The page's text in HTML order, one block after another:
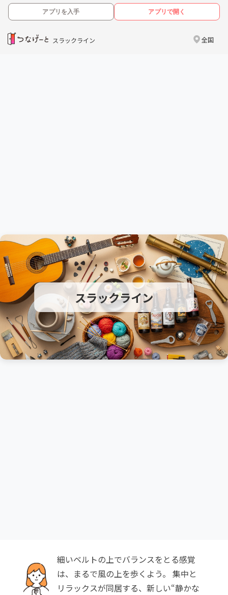
アプリを入手 アプリで開く
スラックライン 全国
スラックライン
細いベルトの上でバランスをとる感覚
は、まるで風の上を歩くよう。 集中と
リラックスが同居する、新しい“静かな